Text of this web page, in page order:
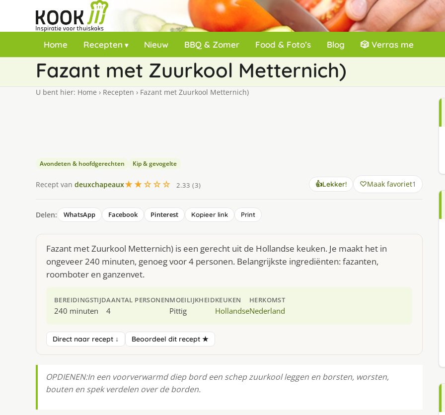
Home Recepten Nieuw BBQ & Zomer Food & Foto’s Blog 🎲 Verras me
Fazant met Zuurkool Metternich)
U bent hier: Home › Recepten › Fazant met Zuurkool Metternich)
Avondeten & hoofdgerechten Kip & gevogelte
Recept van deuxchapeaux★★☆☆☆ 2.33 (3) 👍Lekker! Maak favoriet1
Delen: WhatsApp Facebook Pinterest Kopieer link Print
Fazant met Zuurkool Metternich) is een gerecht uit de Hollandse keuken. Je maakt het in
ongeveer 240 minuten, genoeg voor 4 personen. Belangrijkste ingrediënten: fazanten,
roomboter en ganzenvet.
BEREIDINGSTIJD
240 minuten
AANTAL PERSONEN
4
MOEILIJKHEID
Pittig
KEUKEN
Hollandse
HERKOMST
Nederland
Direct naar recept ↓ Beoordeel dit recept ★
OPDIENEN:In een voorverwarmd diep bord een schep zuurkool leggen en borsten, worsten,
bouten en spek verdelen over de borden.